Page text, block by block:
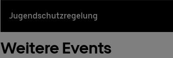
Jugendschutzregelung
Weitere Events